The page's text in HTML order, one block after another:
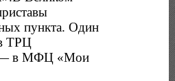
пункта. Один
ТРЦ
— в МФЦ «Мои